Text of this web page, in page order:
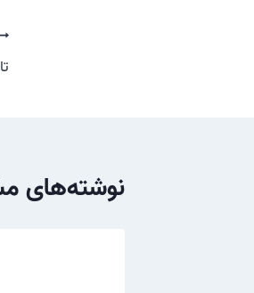
نوشته‌های